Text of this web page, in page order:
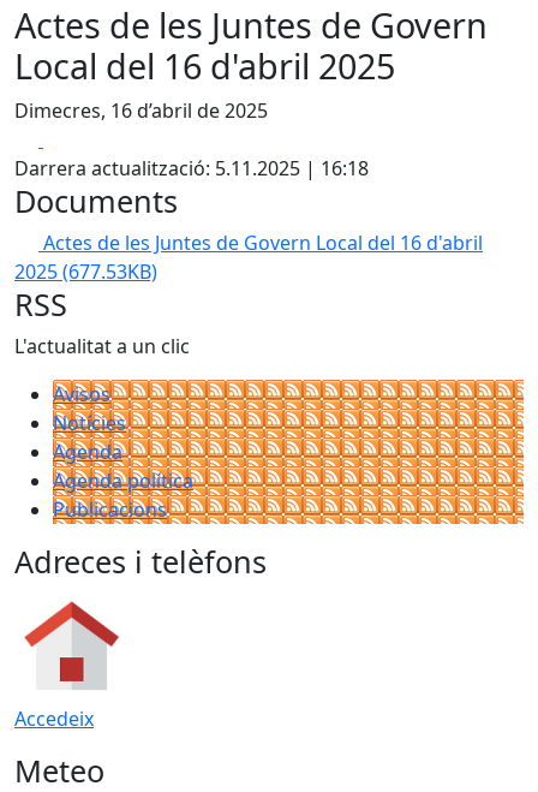
Actes de les Juntes de Govern
Local del 16 d'abril 2025
Dimecres, 16 d’abril de 2025
Darrera actualització: 5.11.2025 | 16:18
Documents
Actes de les Juntes de Govern Local del 16 d'abril
2025(677.53KB)
RSS
L'actualitat a un clic
Avisos
Notícies
Agenda
Agenda política
Publicacions
Adreces i telèfons
Accedeix
Meteo